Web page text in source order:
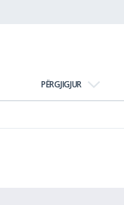
PËRGJIGJUR